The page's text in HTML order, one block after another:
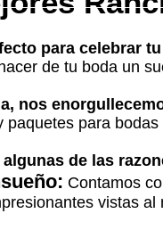
para celebrar
de tu boda un
nos
paquetes para
de las
Contamos
vistas al